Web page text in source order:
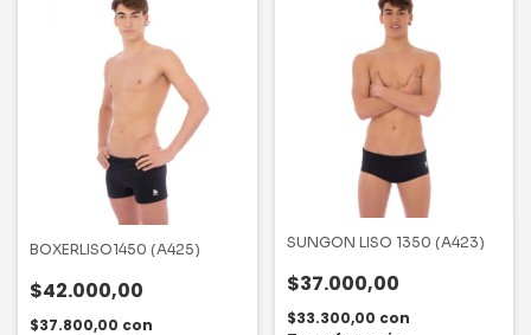
BOXERLISO1450 (A425)
$42.000,00
$37.800,00 con
SUNGON LISO 1350 (A423)
$37.000,00
$33.300,00 con